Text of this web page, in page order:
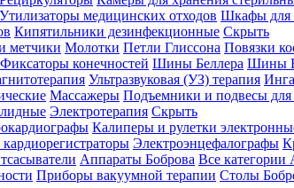
Утилизаторы медицинских отходов Шкафы для
Кипятильники дезинфекционные Скрыть
метчики Молотки Петли Глиссона Повязки
Фиксаторы конечностей Шины Беллера Шины
Ультразвуковая (УЗ) терапия
Массажеры Подъемники и подвесы
Электротерапия Скрыть
Калиперы и рулетки
Электроэнцефалографы
Аппараты Боброва Все категории
Приборы вакуумной терапии Столы